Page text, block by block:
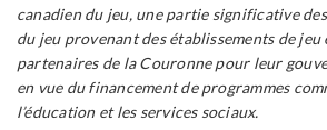
canadien du jeu, une partie significative
du jeu provenant des établissements de jeu
partenaires de la Couronne pour leur
en vue du financement de programmes
l’éducation et les services sociaux.